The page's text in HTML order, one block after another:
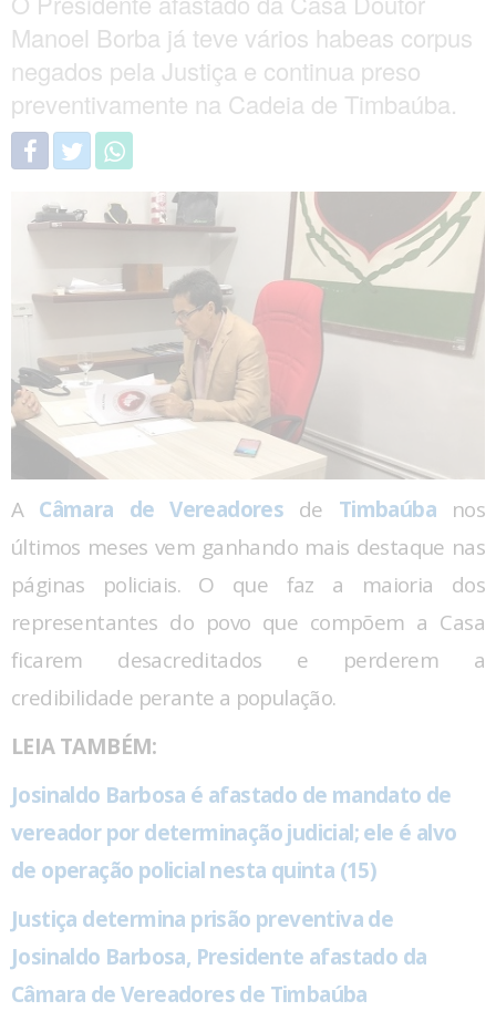
Manoel Borba já teve vários habeas corpus
negados pela Justiça e continua preso
preventivamente na Cadeia de Timbaúba.
A Câmara de Vereadores de Timbaúbanos
últimos meses vem ganhando mais destaque nas
páginas policiais. O que faz a maioria dos
representantes do povo que compõem a Casa
ficarem desacreditados e perderem a
credibilidade perante a população.
LEIA TAMBÉM:
Josinaldo Barbosa é afastado de mandato de
vereador por determinação judicial; ele é alvo
de operação policial nesta quinta (15)
Justiça determina prisão preventiva de
Josinaldo Barbosa, Presidente afastado da
Câmara de Vereadores de Timbaúba